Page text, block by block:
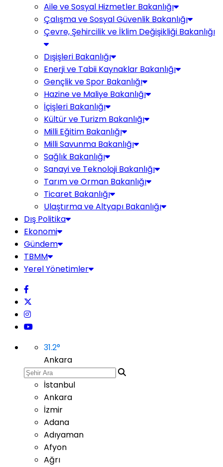
Aile ve Sosyal Hizmetler Bakanlığı
Çalışma ve Sosyal Güvenlik Bakanlığı
Çevre, Şehircilik ve İklim Değişikliği Bakanlığı
Dışişleri Bakanlığı
Enerji ve Tabii Kaynaklar Bakanlığı
Gençlik ve Spor Bakanlığı
Hazine ve Maliye Bakanlığı
İçişleri Bakanlığı
Kültür ve Turizm Bakanlığı
Milli Eğitim Bakanlığı
Milli Savunma Bakanlığı
Sağlık Bakanlığı
Sanayi ve Teknoloji Bakanlığı
Tarım ve Orman Bakanlığı
Ticaret Bakanlığı
Ulaştırma ve Altyapı Bakanlığı
Dış Politika
Ekonomi
Gündem
TBMM
Yerel Yönetimler
31.2°
Ankara
İstanbul
Ankara
İzmir
Adana
Adıyaman
Afyon
Ağrı